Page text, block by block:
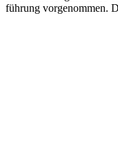
führung vorgenommen.